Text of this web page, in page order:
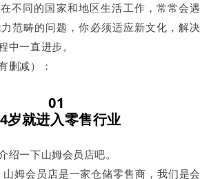
不同的国家和地区生活工作，常常会遇
范畴的问题，你必须适应新文化，解决
中一直进步。
删减）：
01
岁就进入零售行业
绍一下山姆会员店吧。
山姆会员店是一家仓储零售商，我们是会